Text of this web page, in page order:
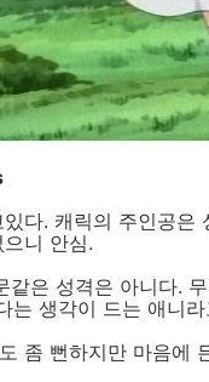
다. 캐릭의 주인공은
니 안심.
같은 성격은 아니다.
는 생각이 드는 애니
좀 뻔하지만 마음에